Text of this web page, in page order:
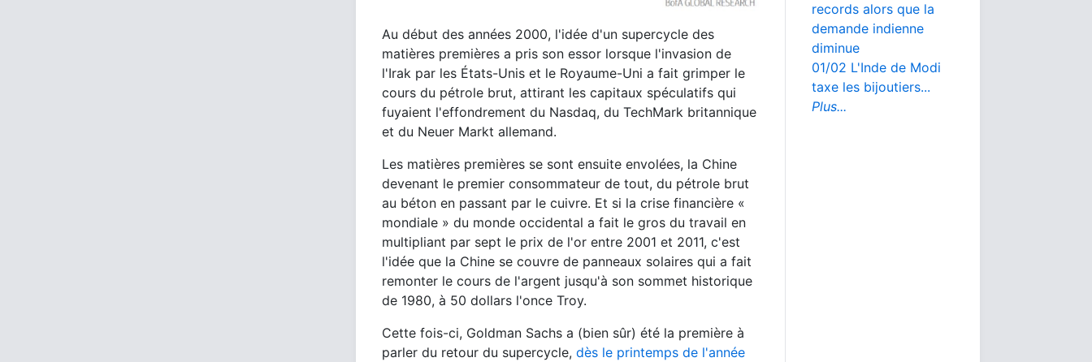
Au début des années 2000, l'idée d'un supercycle des
matières premières a pris son essor lorsque l'invasion de
l'Irak par les États-Unis et le Royaume-Uni a fait grimper le
cours du pétrole brut, attirant les capitaux spéculatifs qui
fuyaient l'effondrement du Nasdaq, du TechMark britannique
et du Neuer Markt allemand.
Les matières premières se sont ensuite envolées, la Chine
devenant le premier consommateur de tout, du pétrole brut
au béton en passant par le cuivre. Et si la crise financière «
mondiale » du monde occidental a fait le gros du travail en
multipliant par sept le prix de l'or entre 2001 et 2011, c'est
l'idée que la Chine se couvre de panneaux solaires qui a fait
remonter le cours de l'argent jusqu'à son sommet historique
de 1980, à 50 dollars l'once Troy.
Cette fois-ci, Goldman Sachs a (bien sûr) été la première à
parler du retour du supercycle, dès le printemps de l'année
records alors que la
demande indienne
diminue
01/02 L'Inde de Modi
taxe les bijoutiers...
Plus...